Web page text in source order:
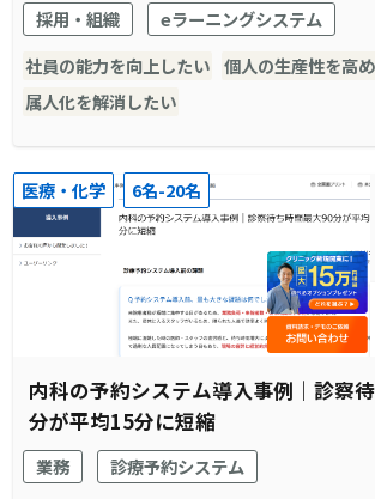
採用・組織
eラーニングシステム
社員の能力を向上したい 個人の生産性を高
属人化を解消したい
医療・化学 6名-20名
内科の予約システム導入事例｜診察
分が平均15分に短縮
業務
診療予約システム